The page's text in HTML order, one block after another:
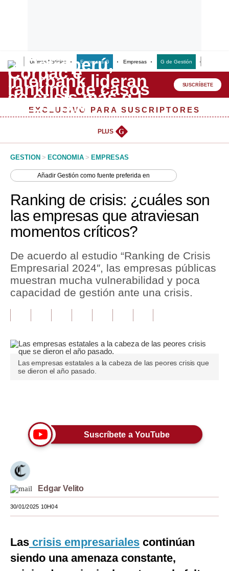
Últimas Noticias Empresas G Empresas G de Gestión
Lo último
Peru Quiosco
Management & Empleo
Perú
Política
Finanzas Personales
Inmobiliarias
Plus G
Editorial
Pregunta de hoy
Lujo
Moda
Estilos
Mundo
México
SUSCRÍBETE
EXCLUSIVO PARA SUSCRIPTORES
PLUS G
GESTION > ECONOMIA > EMPRESAS
AñadirGestión como fuente preferida en
Ranking de crisis: ¿cuáles son
las empresas que atraviesan
momentos críticos?
De acuerdo al estudio “Ranking de Crisis
Empresarial 2024″, las empresas públicas
muestran mucha vulnerabilidad y poca
capacidad de gestión ante una crisis.
Las empresas estatales a la cabeza de las peores crisis que
se dieron el año pasado.
Suscríbete a YouTube
Edgar Velito
30/01/2025 10H04
Las crisis empresariales continúan
siendo una amenaza constante,